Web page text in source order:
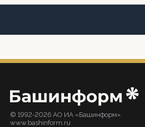
© 1992-2026 АО ИА «Башинформ».
www.bashinform.ru